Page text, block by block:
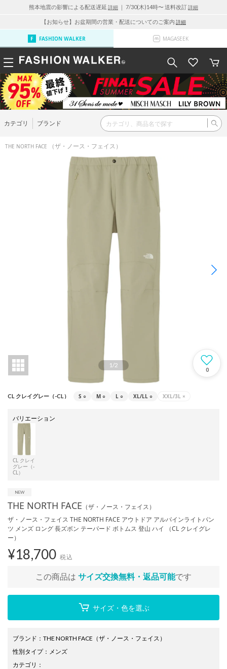
熊本地震の影響による配送遅延 詳細 ｜ 7/30(木)14時〜 送料改訂詳細
【お知らせ】お盆期間の営業・配送についてのご案内 詳細
FASHION WALKER MAGASEEK
カテゴリ ブランド
THE NORTH FACE （ザ・ノース・フェイス）
1 /2
0
CL クレイグレー（-CL） S ○ M ○ L ○ XL/LL ○ XXL/3L ×
バリエーション
CL クレイ
グレー（-
CL）
THE NORTH FACE （ザ・ノース・フェイス）
ザ・ノース・フェイス THE NORTH FACE アウトドア アルパインライトパン
ツ メンズ ロング 長ズボン テーパード ボトムス 登山 ハイ （CL クレイグレ
ー）
¥18,700 税込
この商品は サイズ交換無料・返品可能です
サイズ・色を選ぶ
ブランド ： THE NORTH FACE （ザ・ノース・フェイス）
性別タイプ： メンズ
カテゴリ ：